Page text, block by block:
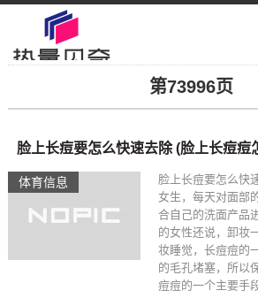
第73996页
体育信息
脸上长痘要怎么快速去除 (脸上长痘痘
脸上长痘要怎么快
女生，每天对面部
合自己的洗面产品
的女性还说，卸妆
妆睡觉，长痘痘的
的毛孔堵塞，所以
痘痘的一个主要手